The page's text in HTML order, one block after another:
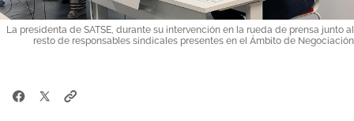
La presidenta de SATSE, durante su intervención en la rueda de prensa junto al
resto de responsables sindicales presentes en el Ámbito de Negociación